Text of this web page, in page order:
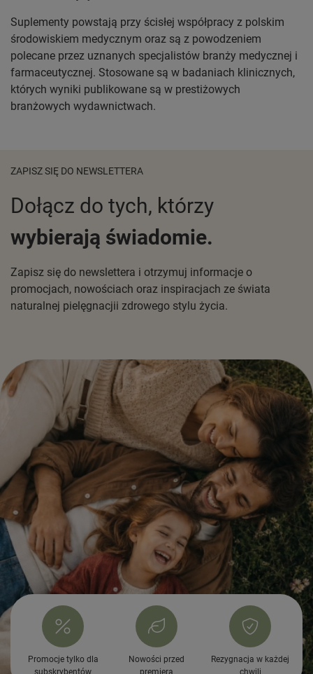
Suplementy powstają przy ścisłej współpracy z polskim
środowiskiem medycznym oraz są z powodzeniem
polecane przez uznanych specjalistów branży medycznej i
farmaceutycznej. Stosowane są w badaniach klinicznych,
których wyniki publikowane są w prestiżowych
branżowych wydawnictwach.
ZAPISZ SIĘ DO NEWSLETTERA
Dołącz do tych, którzy
wybierają świadomie.
Zapisz się do newslettera i otrzymuj informacje o
promocjach, nowościach oraz inspiracjach ze świata
naturalnej pielęgnacjii zdrowego stylu życia.
Promocje tylko dla
subskrybentów
Nowości przed
premierą
Rezygnacja w każdej
chwili